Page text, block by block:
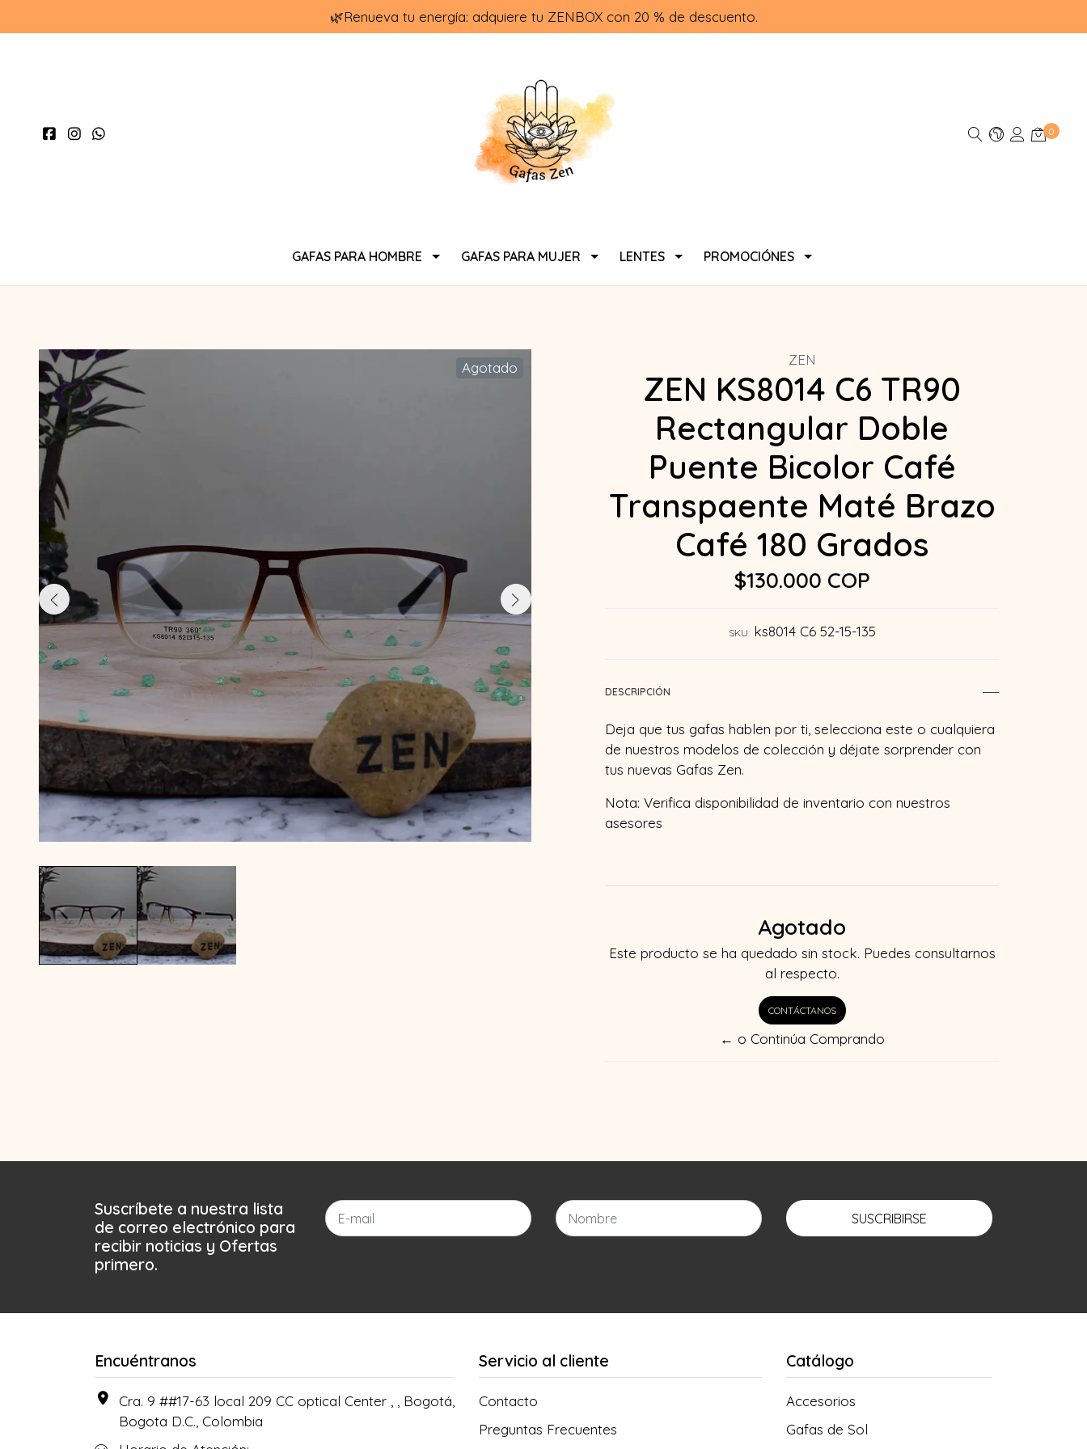
🌿Renueva tu energía: adquiere tu ZENBOX con 20 % de descuento.
0
GAFAS PARA HOMBRE GAFAS PARA MUJER LENTES PROMOCIÓNES
Agotado ZEN
ZEN KS8014 C6 TR90
Rectangular Doble
Puente Bicolor Café
Transpaente Maté Brazo
Café 180 Grados
$130.000 COP
SKU: ks8014 C6 52-15-135
DESCRIPCIÓN
Deja que tus gafas hablen por ti, selecciona este o cualquiera
de nuestros modelos de colección y déjate sorprender con
tus nuevas Gafas Zen.
Nota: Verifica disponibilidad de inventario con nuestros
asesores
Agotado
Este producto se ha quedado sin stock. Puedes consultarnos
al respecto.
CONTÁCTANOS
← o Continúa Comprando
Suscríbete a nuestra lista
de correo electrónico para
recibir noticias y Ofertas
primero.
SUSCRIBIRSE
Encuéntranos
Cra. 9 ##17-63 local 209 CC optical Center , , Bogotá,
Bogota D.C., Colombia
Servicio al cliente
Contacto
Preguntas Frecuentes
Catálogo
Accesorios
Gafas de Sol